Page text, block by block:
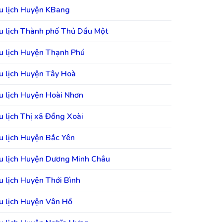
lịch Huyện KBang
lịch Thành phố Thủ Dầu Một
lịch Huyện Thạnh Phú
lịch Huyện Tây Hoà
lịch Huyện Hoài Nhơn
lịch Thị xã Đồng Xoài
lịch Huyện Bắc Yên
lịch Huyện Dương Minh Châu
lịch Huyện Thới Bình
lịch Huyện Vân Hồ